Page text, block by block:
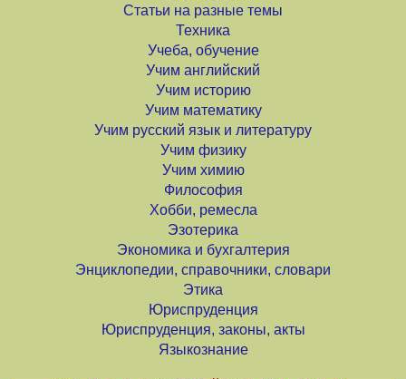
Статьи на разные темы
Техника
Учеба, обучение
Учим английский
Учим историю
Учим математику
Учим русский язык и литературу
Учим физику
Учим химию
Философия
Хобби, ремесла
Эзотерика
Экономика и бухгалтерия
Энциклопедии, справочники, словари
Этика
Юриспруденция
Юриспруденция, законы, акты
Языкознание